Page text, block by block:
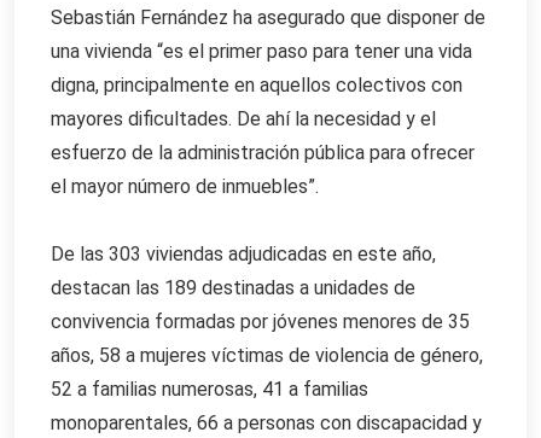
Sebastián Fernández ha asegurado que disponer de
una vivienda “es el primer paso para tener una vida
digna, principalmente en aquellos colectivos con
mayores dificultades. De ahí la necesidad y el
esfuerzo de la administración pública para ofrecer
el mayor número de inmuebles”.
De las 303 viviendas adjudicadas en este año,
destacan las 189 destinadas a unidades de
convivencia formadas por jóvenes menores de 35
años, 58 a mujeres víctimas de violencia de género,
52 a familias numerosas, 41 a familias
monoparentales, 66 a personas con discapacidad y